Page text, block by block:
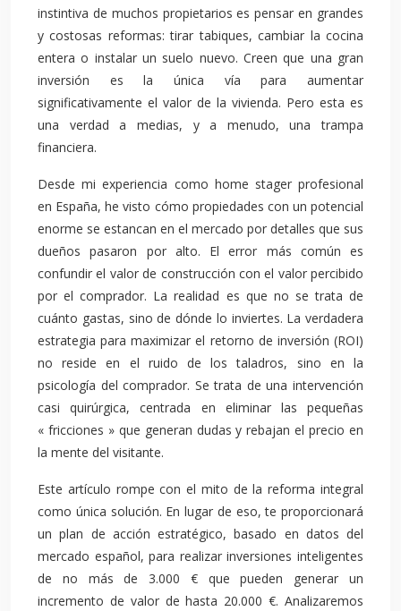
instintiva de muchos propietarios es pensar en grandes
y costosas reformas: tirar tabiques, cambiar la cocina
entera o instalar un suelo nuevo. Creen que una gran
inversión es la única vía para aumentar
significativamente el valor de la vivienda. Pero esta es
una verdad a medias, y a menudo, una trampa
financiera.
Desde mi experiencia como home stager profesional
en España, he visto cómo propiedades con un potencial
enorme se estancan en el mercado por detalles que sus
dueños pasaron por alto. El error más común es
confundir el valor de construcción con el valor percibido
por el comprador. La realidad es que no se trata de
cuánto gastas, sino de dónde lo inviertes. La verdadera
estrategia para maximizar el retorno de inversión (ROI)
no reside en el ruido de los taladros, sino en la
psicología del comprador. Se trata de una intervención
casi quirúrgica, centrada en eliminar las pequeñas
« fricciones » que generan dudas y rebajan el precio en
la mente del visitante.
Este artículo rompe con el mito de la reforma integral
como única solución. En lugar de eso, te proporcionará
un plan de acción estratégico, basado en datos del
mercado español, para realizar inversiones inteligentes
de no más de 3.000 € que pueden generar un
incremento de valor de hasta 20.000 €. Analizaremos